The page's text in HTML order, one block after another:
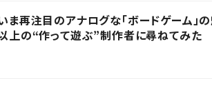
ま再注目のアナログな「ボードゲーム
上の“作って遊ぶ”制作者に尋ねてみた